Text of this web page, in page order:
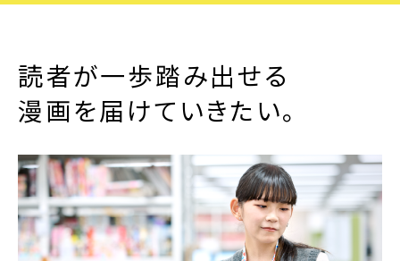
読者が一歩踏み出せる
漫画を届けていきたい。